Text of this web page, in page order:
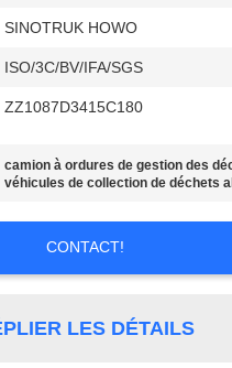
SINOTRUK HOWO
ISO/3C/BV/IFA/SGS
ZZ1087D3415C180
camion à ordures de gestion des
véhicules de collection de déchets
CONTACT!
LES DÉTAILS